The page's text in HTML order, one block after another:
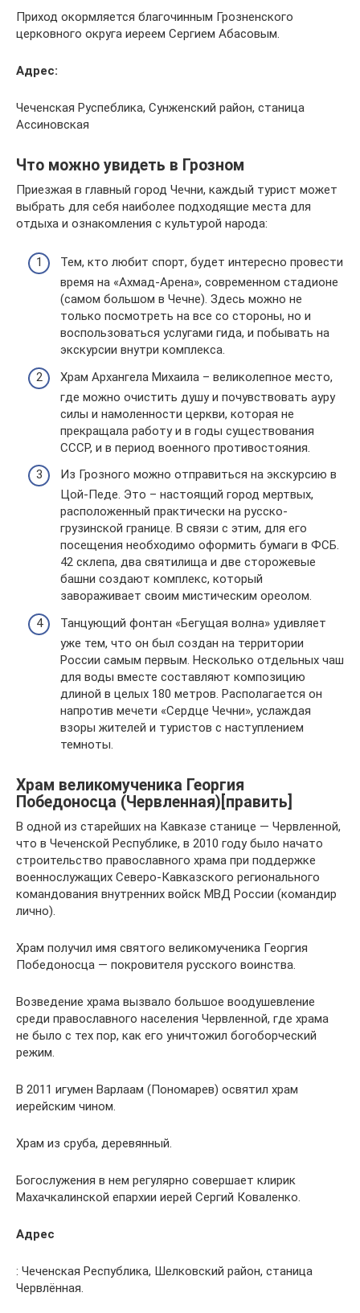
Приход окормляется благочинным Грозненского
церковного округа иереем Сергием Абасовым.
Адрес:
Чеченская Руспеблика, Сунженский район, станица
Ассиновская
Что можно увидеть в Грозном
Приезжая в главный город Чечни, каждый турист может
выбрать для себя наиболее подходящие места для
отдыха и ознакомления с культурой народа:
Тем, кто любит спорт, будет интересно провести
время на «Ахмад-Арена», современном стадионе
(самом большом в Чечне). Здесь можно не
только посмотреть на все со стороны, но и
воспользоваться услугами гида, и побывать на
экскурсии внутри комплекса.
Храм Архангела Михаила – великолепное место,
где можно очистить душу и почувствовать ауру
силы и намоленности церкви, которая не
прекращала работу и в годы существования
СССР, и в период военного противостояния.
Из Грозного можно отправиться на экскурсию в
Цой-Педе. Это – настоящий город мертвых,
расположенный практически на русско-
грузинской границе. В связи с этим, для его
посещения необходимо оформить бумаги в ФСБ.
42 склепа, два святилища и две сторожевые
башни создают комплекс, который
завораживает своим мистическим ореолом.
Танцующий фонтан «Бегущая волна» удивляет
уже тем, что он был создан на территории
России самым первым. Несколько отдельных чаш
для воды вместе составляют композицию
длиной в целых 180 метров. Располагается он
напротив мечети «Сердце Чечни», услаждая
взоры жителей и туристов с наступлением
темноты.
Храм великомученика Георгия
Победоносца (Червленная)[править]
В одной из старейших на Кавказе станице — Червленной,
что в Чеченской Республике, в 2010 году было начато
строительство православного храма при поддержке
военнослужащих Северо-Кавказского регионального
командования внутренних войск МВД России (командир
лично).
Храм получил имя святого великомученика Георгия
Победоносца — покровителя русского воинства.
Возведение храма вызвало большое воодушевление
среди православного населения Червленной, где храма
не было с тех пор, как его уничтожил богоборческий
режим.
В 2011 игумен Варлаам (Пономарев) освятил храм
иерейским чином.
Храм из сруба, деревянный.
Богослужения в нем регулярно совершает клирик
Махачкалинской епархии иерей Сергий Коваленко.
Адрес
: Чеченская Республика, Шелковский район, станица
Червлённая.